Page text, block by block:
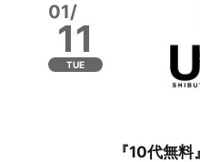
01/
11
TUE
『10代無